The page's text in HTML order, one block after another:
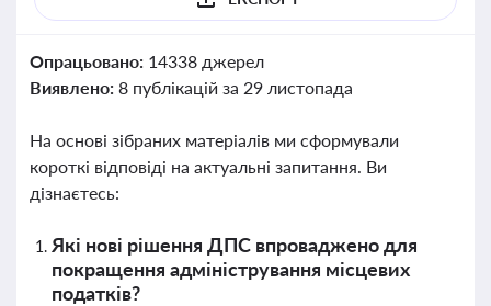
Опрацьовано: 14338 джерел
Виявлено: 8 публікацій за 29 листопада
На основі зібраних матеріалів ми сформували
короткі відповіді на актуальні запитання. Ви
дізнаєтесь:
Які нові рішення ДПС впроваджено для
покращення адміністрування місцевих
податків?